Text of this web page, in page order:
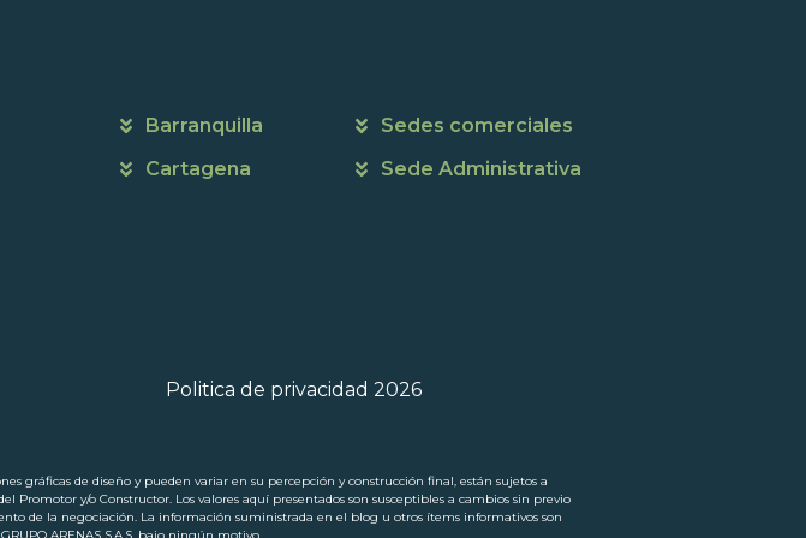
Barranquilla
Cartagena
Sedes comerciales
Sede Administrativa
Politica de privacidad 2026
gráficas de diseño y pueden variar en su percepción y construcción final, están sujetos a
y/o Constructor. Los valores aquí presentados son susceptibles a cambios sin previo
de la negociación. La información suministrada en el blog u otros ítems informativos son